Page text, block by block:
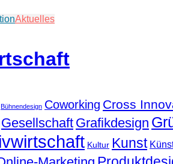
Aktuelles
Bühnendesign Coworking Cross
Gesellschaft Grafikdesign
Kultur Kunst